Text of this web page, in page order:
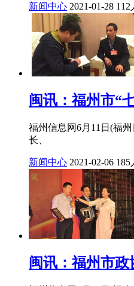
新闻中心 2021-01-28 112
闽讯：福州市“
福州信息网6月11日(福
长、
新闻中心 2021-02-06 185
闽讯：福州市政